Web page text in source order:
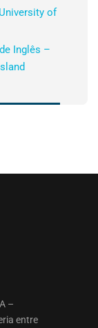
of
Inglês –
–
entre